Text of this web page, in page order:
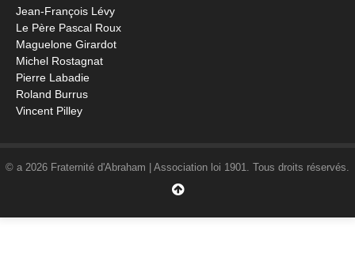
Jean-François Lévy
Le Père Pascal Roux
Maguelone Girardot
Michel Rostagnat
Pierre Labadie
Roland Burrus
Vincent Pilley
© a 2026 Fraternité d'Abraham | Association loi 1901. Tous droits réservés.